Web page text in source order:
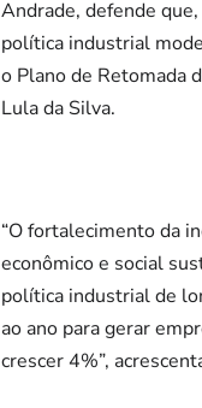
Andrade, defende
política industrial
o Plano de Retomada
Lula da Silva.
“O fortalecimento da
econômico e social
política industrial de
ao ano para gerar
crescer 4%”,